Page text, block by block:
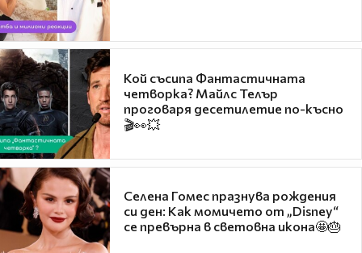
Кой съсипа Фантастичната
четворка? Майлс Телър
проговаря десетилетие по-късно
🎬👀💥
Селена Гомес празнува рождения
си ден: Как момичето от „Disney“
се превърна в световна икона🤩🎂